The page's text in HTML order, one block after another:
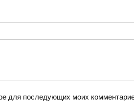
для последующих моих